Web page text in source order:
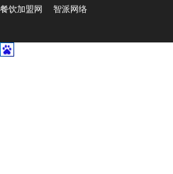
餐饮加盟网 智派网络